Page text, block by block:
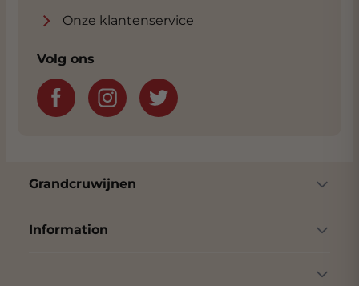
Onze klantenservice
Volg ons
Grandcruwijnen
Information